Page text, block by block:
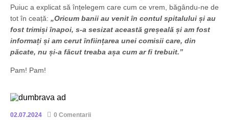
Puiuc a explicat să înțelegem care cum ce vrem, băgându-ne de
tot în ceață: „Oricum banii au venit în contul spitalului și au
fost trimiși înapoi, s-a sesizat această greșeală și am fost
informați și am cerut înființarea unei comisii care, din
păcate, nu și-a făcut treaba așa cum ar fi trebuit.”
Pam! Pam!
02.07.2024 0 Comentarii